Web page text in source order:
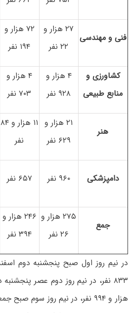
فنی و مهندسی
۲۷ هزار و
۲۲ نفر
۷۲ هزار و
۱۹۴ نفر
کشاورزی و
منابع طبیعی
۴ هزار و
۹۲۸ نفر
۴ هزار و
۷۰۳ نفر
هنر
۲۱ هزار و
۶۲۹ نفر
۱۱ هزار و ۸۴
نفر
دامپزشکی ۹۶۰ نفر ۶۵۷ نفر
جمع
۲۷۵ هزار و
۲۶ نفر
۲۴۶ هزار و
۳۹۴ نفر